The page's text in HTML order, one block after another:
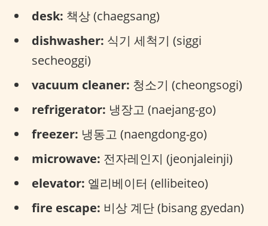
desk: 책상 (chaegsang)
dishwasher: 식기 세척기 (siggi
secheoggi)
vacuum cleaner: 청소기 (cheongsogi)
refrigerator: 냉장고 (naejang-go)
freezer: 냉동고 (naengdong-go)
microwave: 전자레인지 (jeonjaleinji)
elevator: 엘리베이터 (ellibeiteo)
fire escape: 비상 계단 (bisang gyedan)